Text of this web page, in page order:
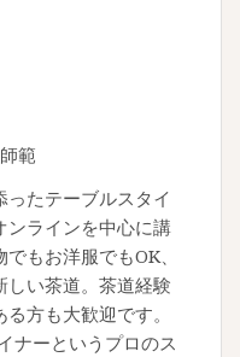
範
たテーブルスタイ
ンラインを中心に講
もお洋服でもOK、
しい茶道。茶道経験
方も大歓迎です。
ナーというプロのス